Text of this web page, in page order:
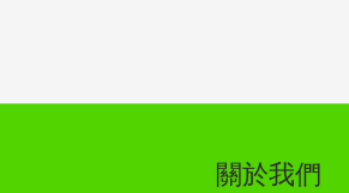
關於我們